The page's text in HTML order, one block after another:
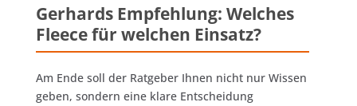
Gerhards Empfehlung: Welches
Fleece für welchen Einsatz?
Am Ende soll der Ratgeber Ihnen nicht nur Wissen
geben, sondern eine klare Entscheidung